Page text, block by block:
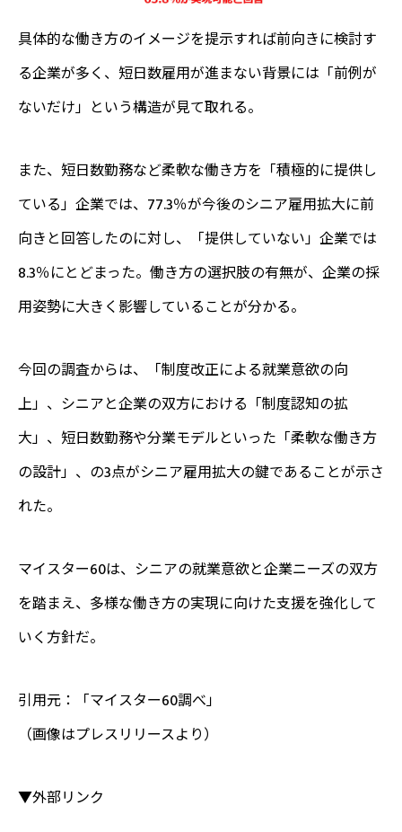
具体的な働き方のイメージを提示すれば前向きに検討す
る企業が多く、短日数雇用が進まない背景には「前例が
ないだけ」という構造が見て取れる。
また、短日数勤務など柔軟な働き方を「積極的に提供し
ている」企業では、77.3％が今後のシニア雇用拡大に前
向きと回答したのに対し、「提供していない」企業では
8.3％にとどまった。働き方の選択肢の有無が、企業の採
用姿勢に大きく影響していることが分かる。
今回の調査からは、「制度改正による就業意欲の向
上」、シニアと企業の双方における「制度認知の拡
大」、短日数勤務や分業モデルといった「柔軟な働き方
の設計」、の3点がシニア雇用拡大の鍵であることが示さ
れた。
マイスター60は、シニアの就業意欲と企業ニーズの双方
を踏まえ、多様な働き方の実現に向けた支援を強化して
いく方針だ。
引用元：「マイスター60調べ」
（画像はプレスリリースより）
▼外部リンク